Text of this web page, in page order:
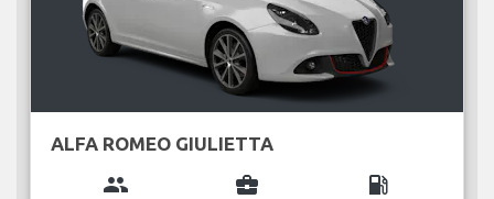
ALFA ROMEO GIULIETTA
group business_center local_gas_station